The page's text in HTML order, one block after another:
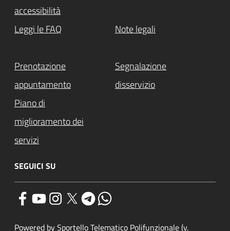
accessibilità
Leggi le FAQ Note legali
Prenotazione
appuntamento
Segnalazione
disservizio
Piano di
miglioramento dei
servizi
SEGUICI SU
Powered by Sportello Telematico Polifunzionale (v.